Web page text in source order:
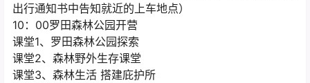
出行通知书中告知就近的上车地点）
10：00罗田森林公园开营
课堂1、罗田森林公园探索
课堂2、森林野外生存课堂
课堂3、森林生活 搭建庇护所